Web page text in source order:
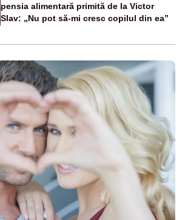
pensia alimentară primită de la Victor
Slav: „Nu pot să-mi cresc copilul din ea”